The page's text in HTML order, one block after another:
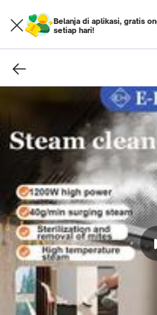
Belanja di aplikasi, gratis
setiap hari!